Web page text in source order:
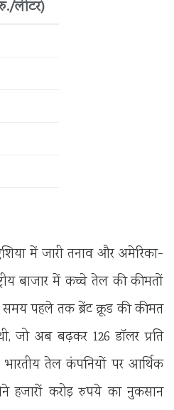
लीटर)
में जारी तनाव और अमेरिका-
बाजार में कच्चे तेल की कीमतों
पहले तक ब्रेंट क्रूड की कीमत
जो अब बढ़कर 126 डॉलर प्रति
तेल कंपनियों पर आर्थिक
हजारों करोड़ रुपये का नुकसान